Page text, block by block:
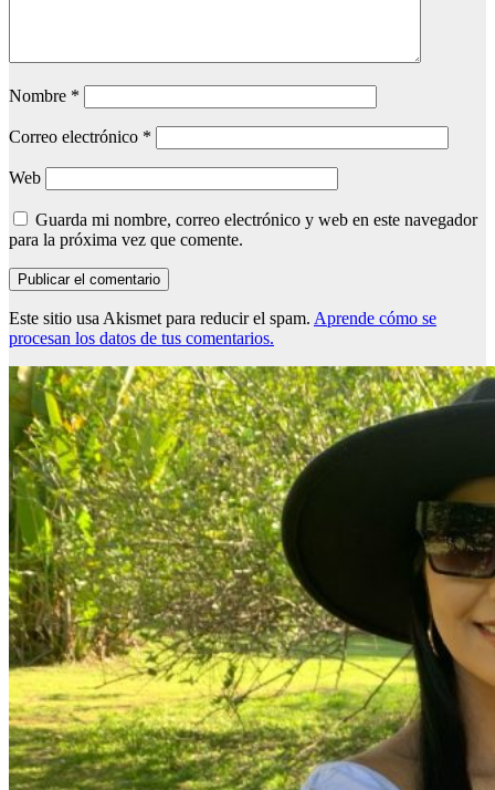
Nombre *
Correo electrónico *
Web
Guarda mi nombre, correo electrónico y web en este navegador
para la próxima vez que comente.
Este sitio usa Akismet para reducir el spam. Aprende cómo se
procesan los datos de tus comentarios.